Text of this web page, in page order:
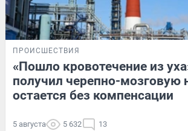
ПРОИСШЕСТВИЯ
«Пошло кровотечение из
получил черепно-мозговую
остается без компенсации
5 августа 5 632 13